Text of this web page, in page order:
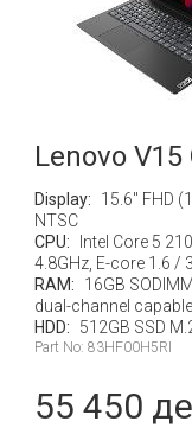
Lenovo
Display:
15.6" FHD
NTSC
CPU:
Intel Core 5
4.8GHz, E-core 1.6 /
RAM:
16GB
dual-channel capable
HDD:
512GB SSD
Part No: 83HF00H5RI
55 450